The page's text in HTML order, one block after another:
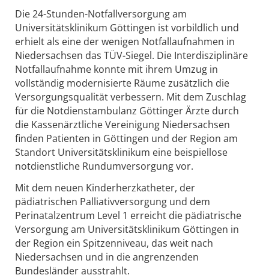
Die 24-Stunden-Notfallversorgung am
Universitätsklinikum Göttingen ist vorbildlich und
erhielt als eine der wenigen Notfallaufnahmen in
Niedersachsen das TÜV-Siegel. Die Interdisziplinäre
Notfallaufnahme konnte mit ihrem Umzug in
vollständig modernisierte Räume zusätzlich die
Versorgungsqualität verbessern. Mit dem Zuschlag
für die Notdienstambulanz Göttinger Ärzte durch
die Kassenärztliche Vereinigung Niedersachsen
finden Patienten in Göttingen und der Region am
Standort Universitätsklinikum eine beispiellose
notdienstliche Rundumversorgung vor.
Mit dem neuen Kinderherzkatheter, der
pädiatrischen Palliativversorgung und dem
Perinatalzentrum Level 1 erreicht die pädiatrische
Versorgung am Universitätsklinikum Göttingen in
der Region ein Spitzenniveau, das weit nach
Niedersachsen und in die angrenzenden
Bundesländer ausstrahlt.